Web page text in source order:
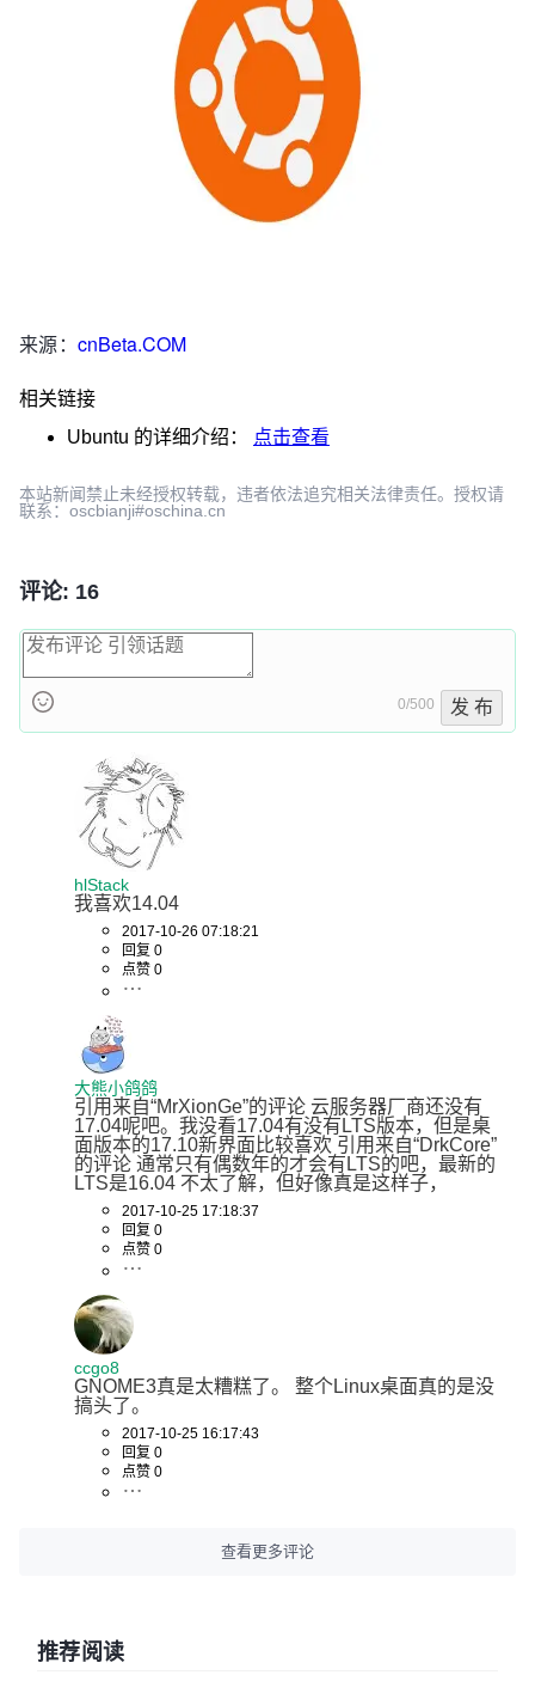
来源： cnBeta.COM
相关链接
Ubuntu 的详细介绍： 点击查看
本站新闻禁止未经授权转载，违者依法追究相关法律责任。授权请
联系：oscbianji#oschina.cn
评论: 16
0/500 发 布
hlStack
我喜欢14.04
2017-10-26 07:18:21
回复 0
点赞 0
大熊小鸽鸽
引用来自“MrXionGe”的评论 云服务器厂商还没有
17.04呢吧。我没看17.04有没有LTS版本，但是桌
面版本的17.10新界面比较喜欢 引用来自“DrkCore”
的评论 通常只有偶数年的才会有LTS的吧，最新的
LTS是16.04 不太了解，但好像真是这样子，
2017-10-25 17:18:37
回复 0
点赞 0
ccgo8
GNOME3真是太糟糕了。 整个Linux桌面真的是没
搞头了。
2017-10-25 16:17:43
回复 0
点赞 0
查看更多评论
推荐阅读